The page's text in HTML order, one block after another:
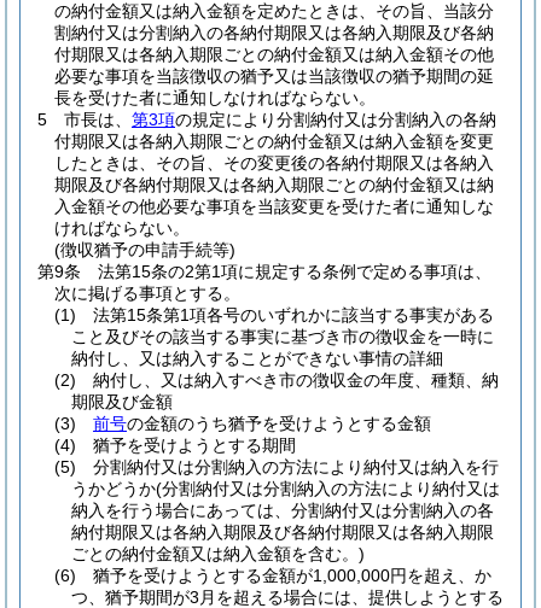
の納付金額又は納入金額を定めたときは、その旨、当該分
割納付又は分割納入の各納付期限又は各納入期限及び各納
付期限又は各納入期限ごとの納付金額又は納入金額その他
必要な事項を当該徴収の猶予又は当該徴収の猶予期間の延
長を受けた者に通知しなければならない。
5
市長は、 第3項の規定により分割納付又は分割納入の各納
付期限又は各納入期限ごとの納付金額又は納入金額を変更
したときは、その旨、その変更後の各納付期限又は各納入
期限及び各納付期限又は各納入期限ごとの納付金額又は納
入金額その他必要な事項を当該変更を受けた者に通知しな
ければならない。
(徴収猶予の申請手続等)
第9条
法第15条の2第1項に規定する条例で定める事項は、
次に掲げる事項とする。
(1)
法第15条第1項各号のいずれかに該当する事実がある
こと及びその該当する事実に基づき市の徴収金を一時に
納付し、又は納入することができない事情の詳細
(2)
納付し、又は納入すべき市の徴収金の年度、種類、納
期限及び金額
(3)
前号の金額のうち猶予を受けようとする金額
(4)
猶予を受けようとする期間
(5)
分割納付又は分割納入の方法により納付又は納入を行
うかどうか(分割納付又は分割納入の方法により納付又は
納入を行う場合にあっては、分割納付又は分割納入の各
納付期限又は各納入期限及び各納付期限又は各納入期限
ごとの納付金額又は納入金額を含む。)
(6)
猶予を受けようとする金額が1,000,000円を超え、か
つ、猶予期間が3月を超える場合には、提供しようとする